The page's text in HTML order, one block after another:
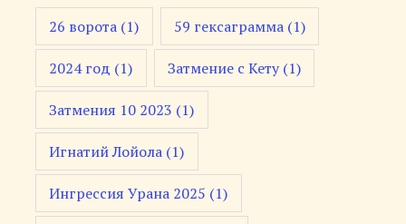
26 ворота (1) 59 гексаграмма (1)
2024 год (1) Затмение с Кету(1)
Затмения 10 2023 (1)
Игнатий Лойола (1)
Ингрессия Урана 2025 (1)